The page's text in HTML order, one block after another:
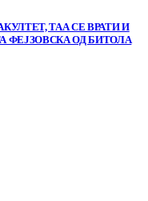
ТАА СЕ ВРАТИ И
ФЕЈЗОВСКА ОД БИТОЛА